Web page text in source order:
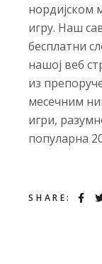
нордијском
игру. Наш
бесплатни
нашој веб
из
месечним
игри,
популарна
SHARE: